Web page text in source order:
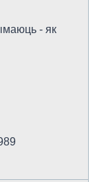
- як